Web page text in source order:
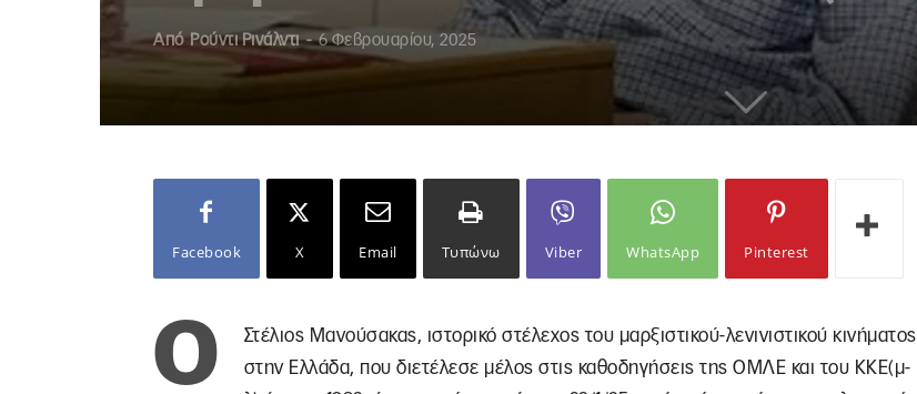
Από Ρούντι Ρινάλντι - 6 Φεβρουαρίου, 2025
Facebook X Email Τυπώνω Viber WhatsApp Pinterest
Ο
Στέλιος Μανούσακας, ιστορικό στέλεχος του μαρξιστικού-λενινιστικού κινήματος
στην Ελλάδα, που διετέλεσε μέλος στις καθοδηγήσεις της ΟΜΛΕ και του ΚΚΕ(μ-